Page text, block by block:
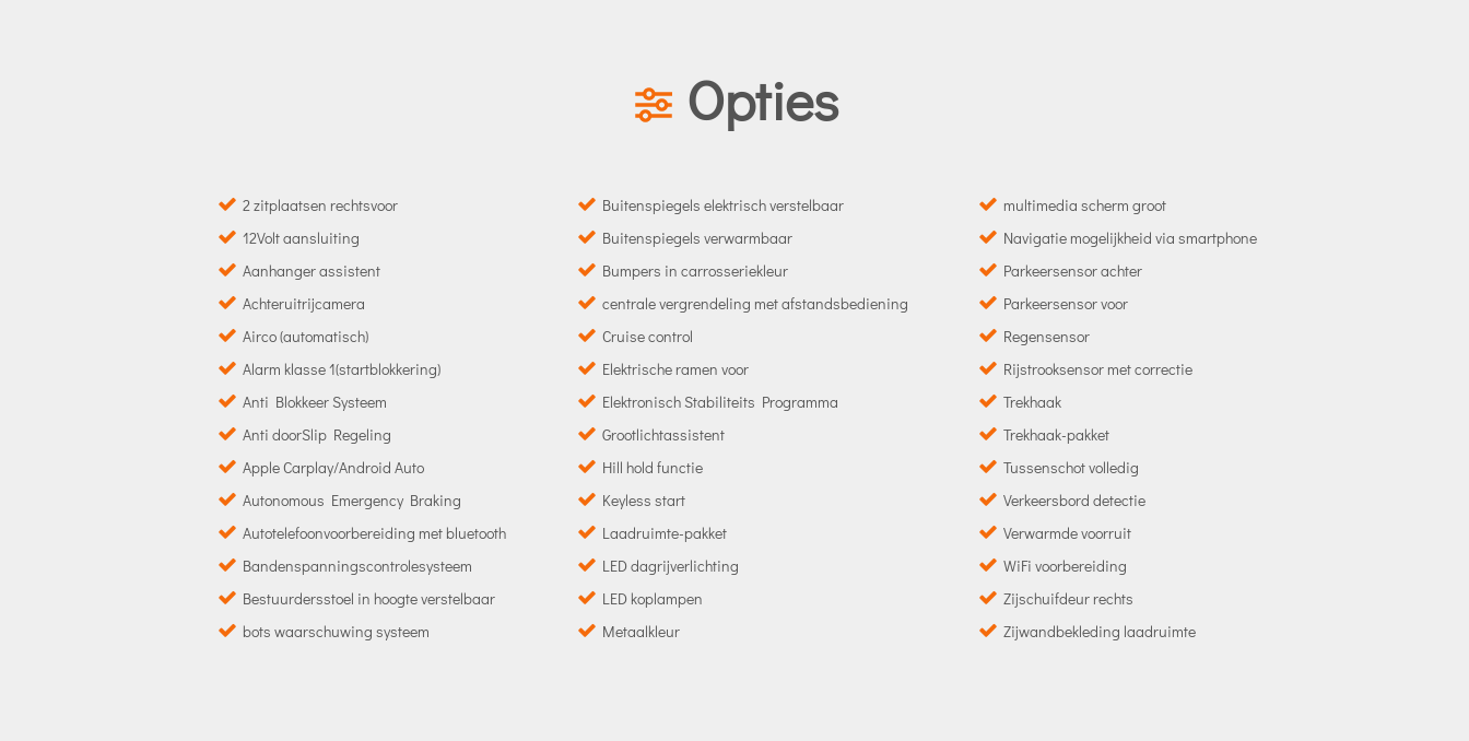
Opties
2 zitplaatsen rechtsvoor
12Volt aansluiting
Aanhanger assistent
Achteruitrijcamera
Airco (automatisch)
Alarm klasse 1(startblokkering)
Anti Blokkeer Systeem
Anti doorSlip Regeling
Apple Carplay/Android Auto
Autonomous Emergency Braking
Autotelefoonvoorbereiding met bluetooth
Bandenspanningscontrolesysteem
Bestuurdersstoel in hoogte verstelbaar
bots waarschuwing systeem
Buitenspiegels elektrisch verstelbaar
Buitenspiegels verwarmbaar
Bumpers in carrosseriekleur
centrale vergrendeling met afstandsbediening
Cruise control
Elektrische ramen voor
Elektronisch Stabiliteits Programma
Grootlichtassistent
Hill hold functie
Keyless start
Laadruimte-pakket
LED dagrijverlichting
LED koplampen
Metaalkleur
multimedia scherm groot
Navigatie mogelijkheid via smartphone
Parkeersensor achter
Parkeersensor voor
Regensensor
Rijstrooksensor met correctie
Trekhaak
Trekhaak-pakket
Tussenschot volledig
Verkeersbord detectie
Verwarmde voorruit
WiFi voorbereiding
Zijschuifdeur rechts
Zijwandbekleding laadruimte